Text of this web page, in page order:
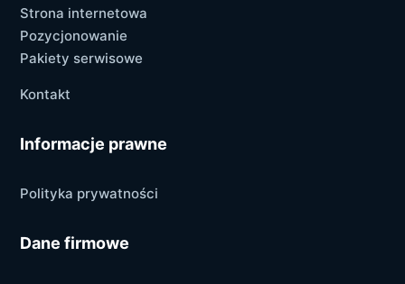
Strona internetowa
Pozycjonowanie
Pakiety serwisowe
Kontakt
Informacje prawne
Polityka prywatności
Dane firmowe